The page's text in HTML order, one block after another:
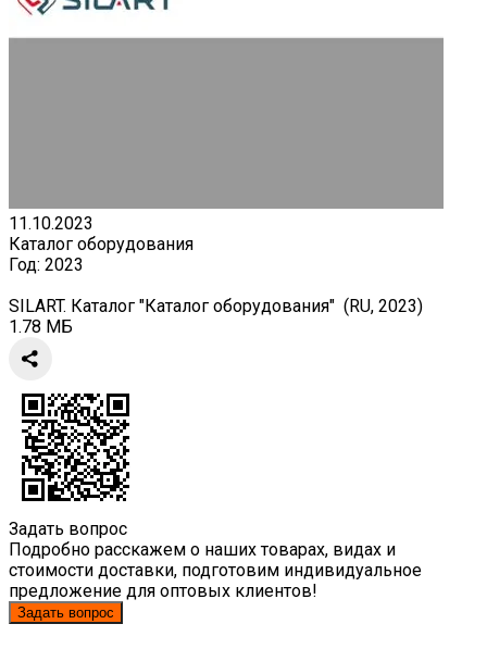
11.10.2023
Каталог оборудования
Год: 2023
SILART. Каталог "Каталог оборудования" (RU, 2023)
1.78 МБ
Задать вопрос
Подробно расскажем о наших товарах, видах и
стоимости доставки, подготовим индивидуальное
предложение для оптовых клиентов!
Задать вопрос